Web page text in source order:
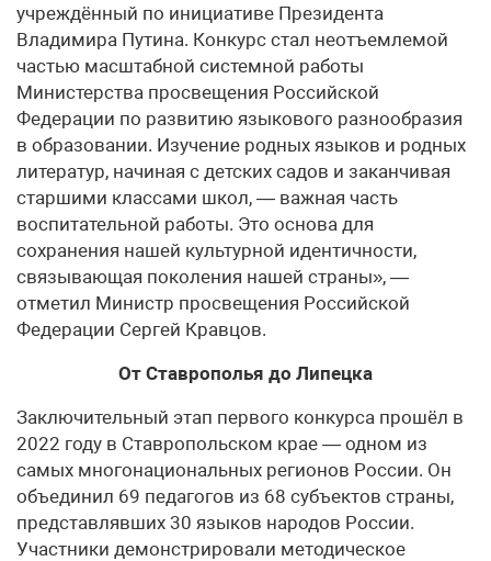
учреждённый по инициативе Президента
Владимира Путина. Конкурс стал неотъемлемой
частью масштабной системной работы
Министерства просвещения Российской
Федерации по развитию языкового разнообразия
в образовании. Изучение родных языков и родных
литератур, начиная с детских садов и заканчивая
старшими классами школ, — важная часть
воспитательной работы. Это основа для
сохранения нашей культурной идентичности,
связывающая поколения нашей страны», —
отметил Министр просвещения Российской
Федерации Сергей Кравцов.
От Ставрополья до Липецка
Заключительный этап первого конкурса прошёл в
2022 году в Ставропольском крае — одном из
самых многонациональных регионов России. Он
объединил 69 педагогов из 68 субъектов страны,
представлявших 30 языков народов России.
Участники демонстрировали методическое